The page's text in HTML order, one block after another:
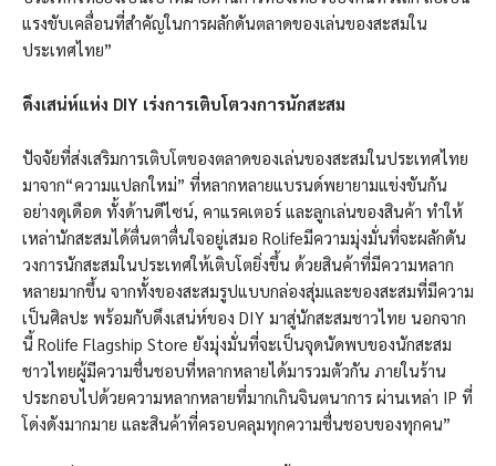
แรงขับเคลื่อนที่สำคัญในการผลักดันตลาดของเล่นของสะสมใน
ประเทศไทย”
ดึงเสน่ห์แห่ง DIY เร่งการเติบโตวงการนักสะสม
ปัจจัยที่ส่งเสริมการเติบโตของตลาดของเล่นของสะสมในประเทศไทย
มาจาก“ความแปลกใหม่” ที่หลากหลายแบรนด์พยายามแข่งขันกัน
อย่างดุเดือด ทั้งด้านดีไซน์, คาแรคเตอร์ และลูกเล่นของสินค้า ทำให้
เหล่านักสะสมได้ตื่นตาตื่นใจอยู่เสมอ Rolifeมีความมุ่งมั่นที่จะผลักดัน
วงการนักสะสมในประเทศให้เติบโตยิ่งขึ้น ด้วยสินค้าที่มีความหลาก
หลายมากขึ้น จากทั้งของสะสมรูปแบบกล่องสุ่มและของสะสมที่มีความ
เป็นศิลปะ พร้อมกับดึงเสน่ห์ของ DIY มาสู่นักสะสมชาวไทย นอกจาก
นี้ Rolife Flagship Store ยังมุ่งมั่นที่จะเป็นจุดนัดพบของนักสะสม
ชาวไทยผู้มีความชื่นชอบที่หลากหลายได้มารวมตัวกัน ภายในร้าน
ประกอบไปด้วยความหลากหลายที่มากเกินจินตนาการ ผ่านเหล่า IP ที่
โด่งดังมากมาย และสินค้าที่ครอบคลุมทุกความชื่นชอบของทุกคน”